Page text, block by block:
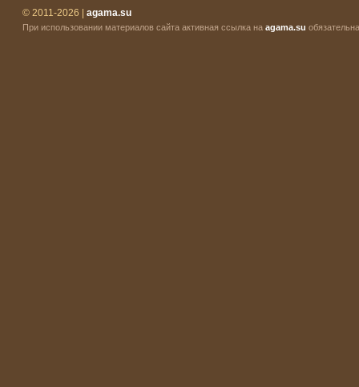
© 2011-2026 | agama.su
При использовании материалов сайта активная ссылка на agama.su